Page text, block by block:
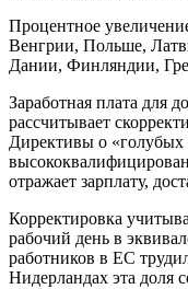
Процентное
Венгрии, Польше,
Дании, Финляндии,
Заработная плата для
рассчитывает
Директивы о «голубых
отражает зарплату,
Корректировка
рабочий день в
работников в ЕС
Нидерландах эта доля